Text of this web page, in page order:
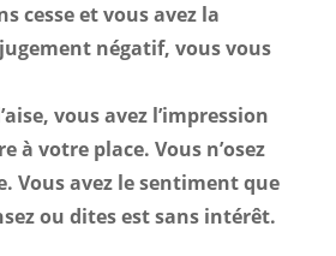
cesse et vous avez la
négatif, vous vous
vous avez l’impression
à votre place. Vous n’osez
Vous avez le sentiment que
ou dites est sans intérêt.